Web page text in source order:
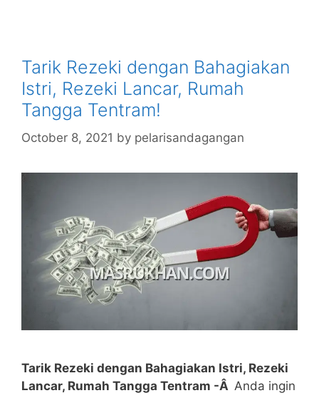
Tarik Rezeki dengan Bahagiakan
Istri, Rezeki Lancar, Rumah
Tangga Tentram!
October 8, 2021 by pelarisandagangan
Tarik Rezeki dengan Bahagiakan Istri, Rezeki
Lancar, Rumah Tangga Tentram -Â Anda ingin